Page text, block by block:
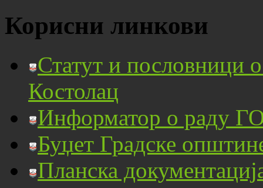
Корисни линкови
Статут и пословници
Костолац
Информатор о раду
Буџет Градске
Планска